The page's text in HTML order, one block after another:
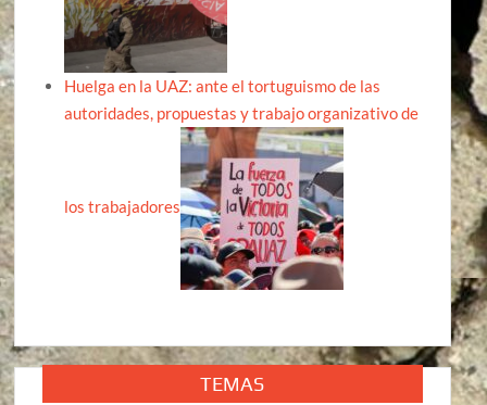
Huelga en la UAZ: ante el tortuguismo de las
autoridades, propuestas y trabajo organizativo de
los trabajadores
TEMAS